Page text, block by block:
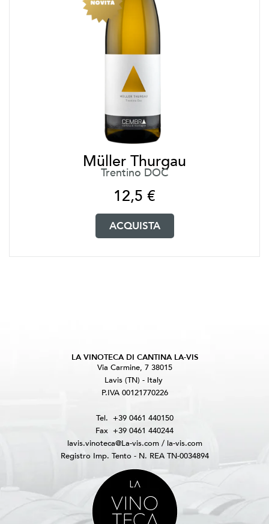
Müller Thurgau
Trentino DOC
12,5 €
ACQUISTA
LA VINOTECA DI CANTINA LA-VIS
Via Carmine, 7 38015
Lavis (TN) - Italy
P.IVA 00121770226
Tel. +39 0461 440150
Fax +39 0461 440244
lavis.vinoteca@La-vis.com/ la-vis.com
Registro Imp. Tento - N. REA TN-0034894